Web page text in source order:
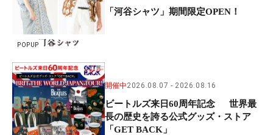
POPUP
「河谷シャツ」期間限定OPEN！
開催中2026.08.07 2026.08.16
ビートルズ来日60周年記念 世界最
長の歴史を誇る公式グッズ・ストア
「GET BACK」